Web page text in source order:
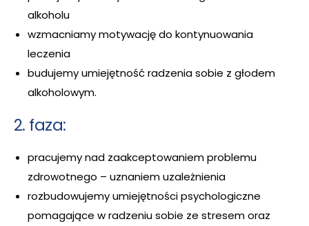
alkoholu
wzmacniamy motywację do kontynuowania
leczenia
budujemy umiejętność radzenia sobie z głodem
alkoholowym.
2. faza:
pracujemy nad zaakceptowaniem problemu
zdrowotnego – uznaniem uzależnienia
rozbudowujemy umiejętności psychologiczne
pomagające w radzeniu sobie ze stresem oraz